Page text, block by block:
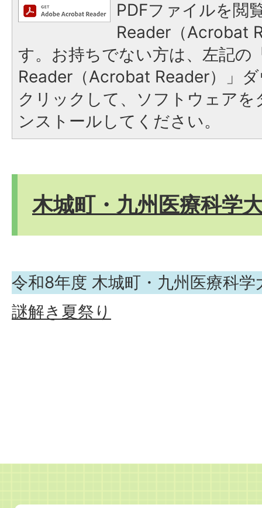
PDFファイルを閲
Reader（Acrobat
す。お持ちでない方は、左記の
Reader（Acrobat Reader）」
クリックして、ソフトウェア
ンストールしてください。
木城町・九州医療科学
令和8年度 木城町・九州医療科学
謎解き夏祭り